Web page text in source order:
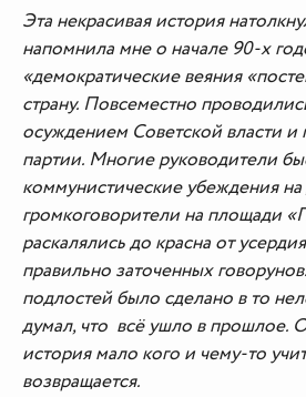
Эта некрасивая история
напомнила мне о начале 90-х
«демократические веяния
страну. Повсеместно
осуждением Советской власти
партии. Многие руководители
коммунистические убеждения
громкоговорители на площади
раскалялись до красна от
правильно заточенных
подлостей было сделано в то
думал, что всё ушло в прошлое.
история мало кого и чему-то
возвращается.